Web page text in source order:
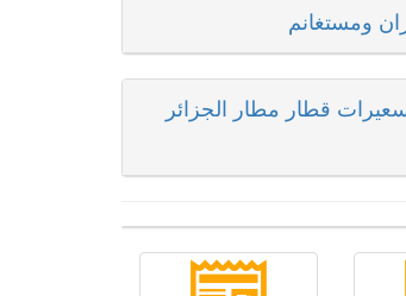
ومستغانم
قطار مطار الجزائر